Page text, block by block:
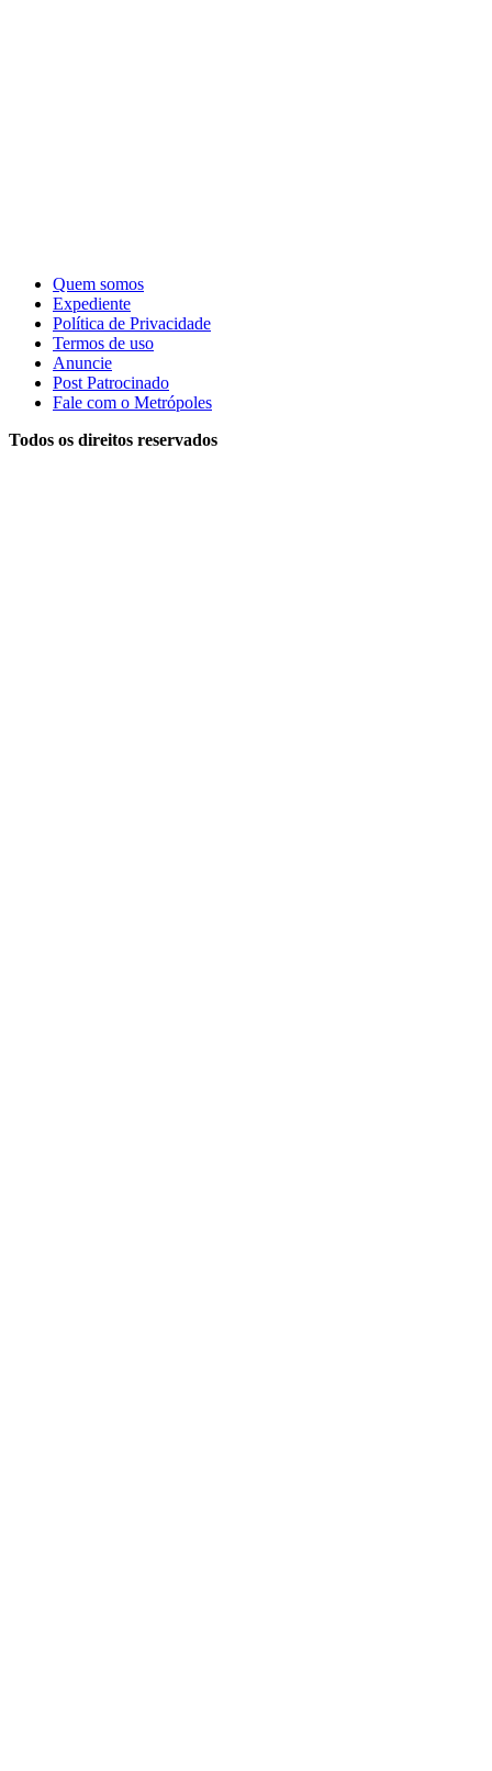
Quem somos
Expediente
Política de Privacidade
Termos de uso
Anuncie
Post Patrocinado
Fale com o Metrópoles
Todos os direitos reservados